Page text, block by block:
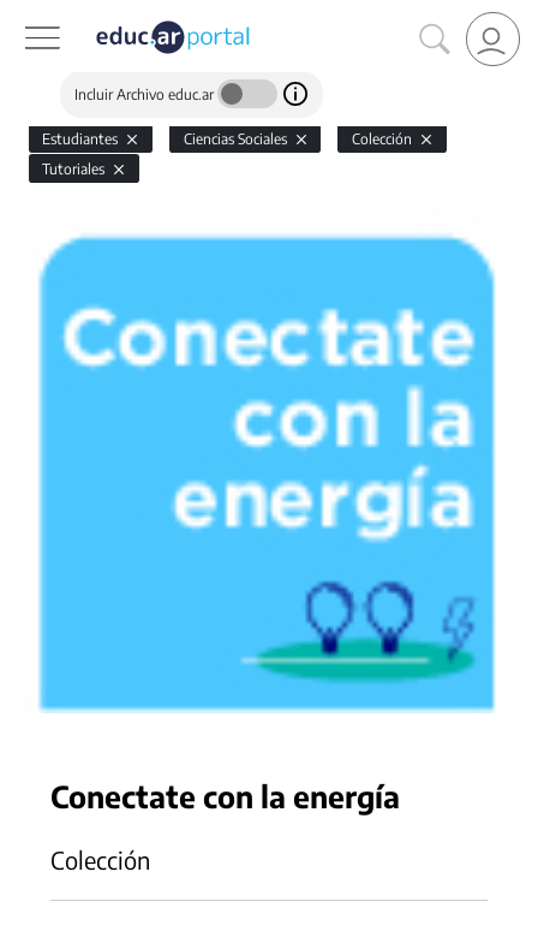
Incluir Archivo educ.ar
Estudiantes Ciencias Sociales
Colección
Tutoriales
Conectate con la energía
Colección